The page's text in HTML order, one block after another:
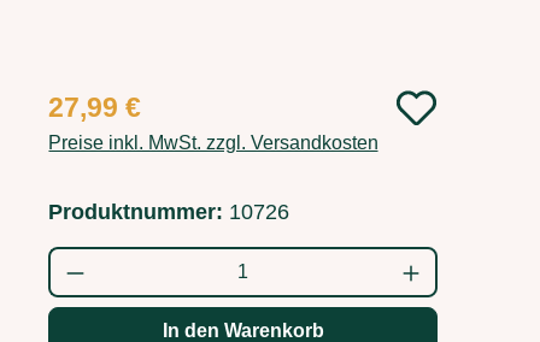
Regulärer Preis:
27,99 €
Preise inkl. MwSt. zzgl. Versandkosten
Produktnummer: 10726
Produkt Anzahl: Gib den gewünschten
In den Warenkorb